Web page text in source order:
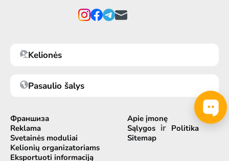
Kelionės
Pasaulio šalys
Франшиза
Reklama
Svetainės moduliai
Kelionių organizatoriams
Eksportuoti informaciją
Apie įmonę
Sąlygos ir Politika
Sitemap